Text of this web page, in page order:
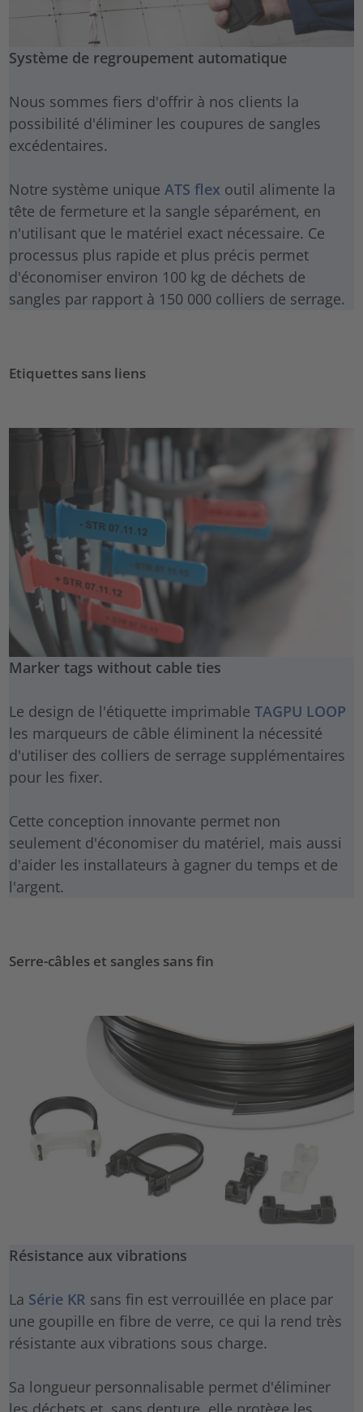
Système de regroupement automatique
Nous sommes fiers d'offrir à nos clients la
possibilité d'éliminer les coupures de sangles
excédentaires.
Notre système uniqueATS flex outil alimente la
tête de fermeture et la sangle séparément, en
n'utilisant que le matériel exact nécessaire. Ce
processus plus rapide et plus précis permet
d'économiser environ 100 kg de déchets de
sangles par rapport à 150 000 colliers de serrage.
Etiquettes sans liens
Marker tags without cable ties
Le design de l'étiquette imprimableTAGPU LOOP
les marqueurs de câble éliminent la nécessité
d'utiliser des colliers de serrage supplémentaires
pour les fixer.
Cette conception innovante permet non
seulement d'économiser du matériel, mais aussi
d'aider les installateurs à gagner du temps et de
l'argent.
Serre-câbles et sangles sans fin
Résistance aux vibrations
La Série KR sans fin est verrouillée en place par
une goupille en fibre de verre, ce qui la rend très
résistante aux vibrations sous charge.
Sa longueur personnalisable permet d'éliminer